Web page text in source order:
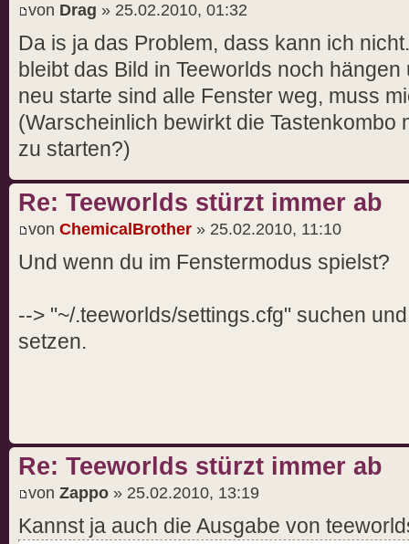
von Drag » 25.02.2010, 01:32
Da is ja das Problem, dass kann ich
bleibt das Bild in Teeworlds noch
neu starte sind alle Fenster weg, muss
(Warscheinlich bewirkt die Tastenkombo
zu starten?)
Re: Teeworlds stürzt immer ab
von ChemicalBrother » 25.02.2010, 11:10
Und wenn du im Fenstermodus spielst?
--> "~/.teeworlds/settings.cfg" suchen
setzen.
Re: Teeworlds stürzt immer ab
von Zappo » 25.02.2010, 13:19
Kannst ja auch die Ausgabe von